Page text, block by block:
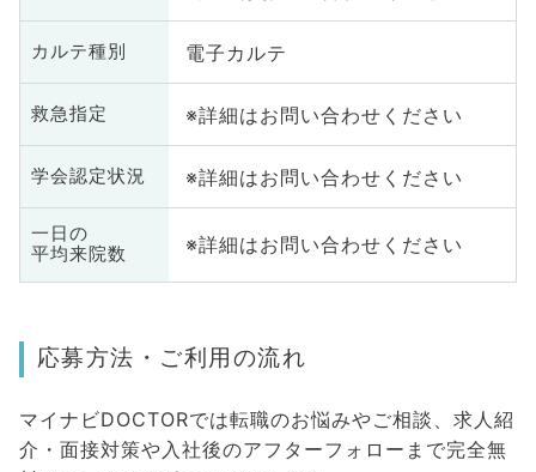
カルテ種別 電子カルテ
救急指定 ※詳細はお問い合わせください
学会認定状況 ※詳細はお問い合わせください
一日の
平均来院数
※詳細はお問い合わせください
応募方法・ご利用の流れ
マイナビDOCTORでは転職のお悩みやご相談、求人紹
介・面接対策や入社後のアフターフォローまで完全無